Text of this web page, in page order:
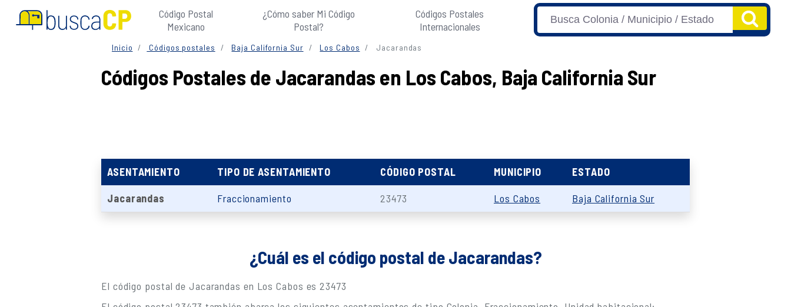
Código Postal
Mexicano
¿Cómo saber Mi Código
Postal?
Códigos Postales
Internacionales
Inicio Códigos postales Baja California Sur Los Cabos Jacarandas
Códigos Postales de Jacarandas en Los Cabos, Baja California Sur
ASENTAMIENTO TIPO DE ASENTAMIENTO CÓDIGO POSTAL MUNICIPIO ESTADO
Jacarandas Fraccionamiento 23473 Los Cabos Baja California Sur
¿Cuál es el código postal de Jacarandas?
El código postal de Jacarandas en Los Cabos es 23473